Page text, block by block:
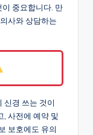
중요합니다. 만
사와 상담하는
신경 쓰는 것이
, 사전에 예약 및
보호에도 유의